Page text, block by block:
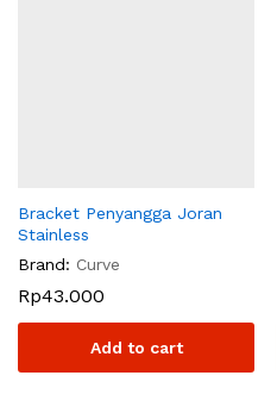
Bracket Penyangga Joran
Stainless
Brand: Curve
Rp43.000
Add to cart